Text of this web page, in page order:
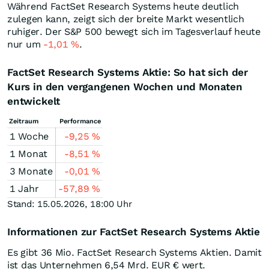
Während FactSet Research Systems heute deutlich
zulegen kann, zeigt sich der breite Markt wesentlich
ruhiger. Der S&P 500 bewegt sich im Tagesverlauf heute
nur um -1,01%.
FactSet Research Systems Aktie: So hat sich der
Kurs in den vergangenen Wochen und Monaten
entwickelt
Zeitraum Performance
1 Woche -9,25%
1 Monat
-8,51%
3 Monate
-0,01%
1 Jahr
-57,89%
Stand: 15.05.2026, 18:00 Uhr
Informationen zur FactSet Research Systems Aktie
Es gibt 36 Mio. FactSet Research Systems Aktien. Damit
ist das Unternehmen 6,54 Mrd. EUR € wert.